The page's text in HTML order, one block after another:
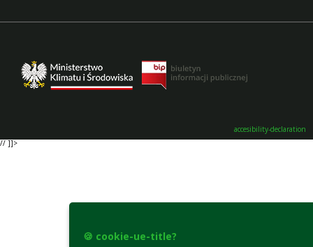
accesibility-declaration
// ]]>
🍪 cookie-ue-title?